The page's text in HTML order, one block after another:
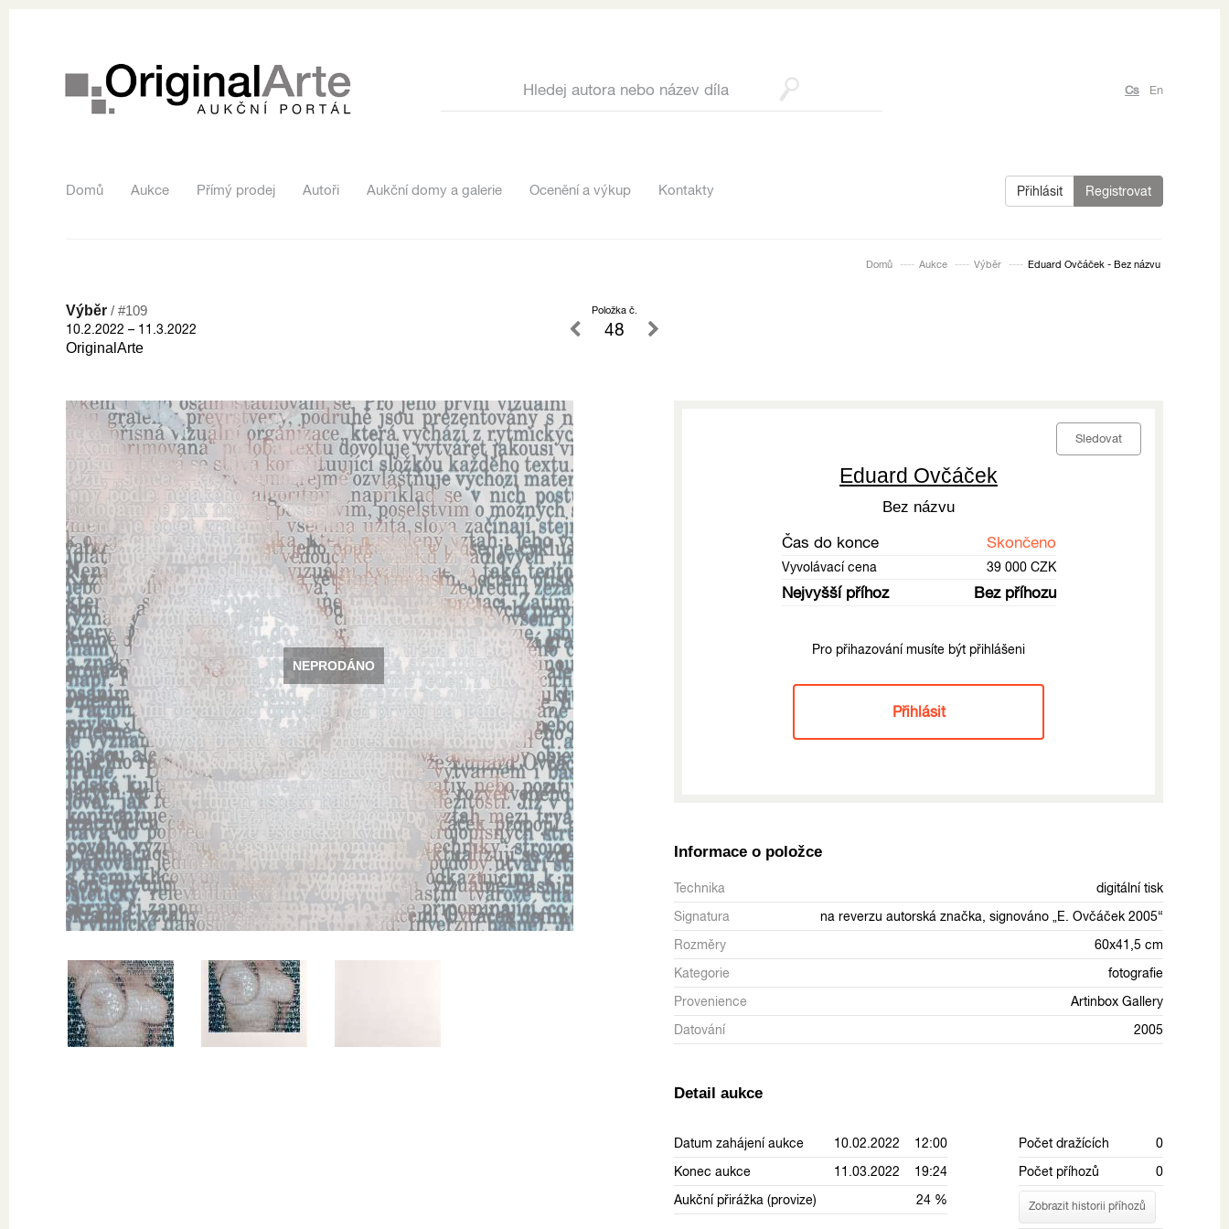
Cs En
Domů Aukce Přímý prodej Autoři Aukční domy a galerie Ocenění a výkup Kontakty Přihlásit Registrovat
Domů Aukce Výběr Eduard Ovčáček - Bez názvu
Výběr / #109
10.2.2022 – 11.3.2022
OriginalArte
Položka č.
48
NEPRODÁNO
Sledovat
Eduard Ovčáček
Bez názvu
Čas do konce Skončeno
Vyvolávací cena 39 000 CZK
Nejvyšší příhoz Bez příhozu
Pro přihazování musíte být přihlášeni
Přihlásit
Informace o položce
Technika
digitální tisk
Signatura
na reverzu autorská značka, signováno „E. Ovčáček 2005“
Rozměry
60x41,5 cm
Kategorie
fotografie
Provenience
Artinbox Gallery
Datování
2005
Detail aukce
Datum zahájení aukce
10.02.2022 12:00
Konec aukce
11.03.2022 19:24
Aukční přirážka (provize)
24 %
Počet dražících
0
Počet příhozů
0
Zobrazit historii příhozů